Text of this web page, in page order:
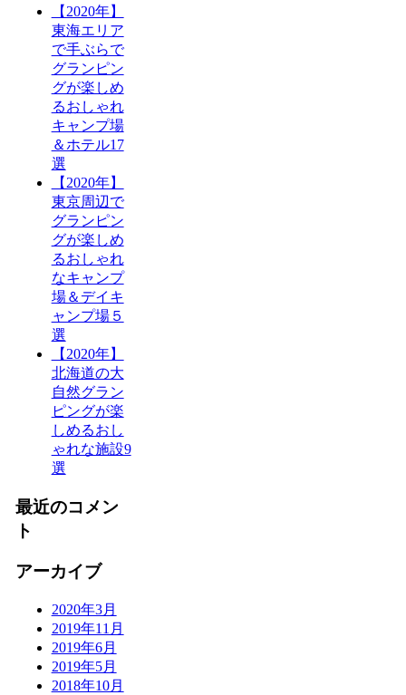
【2020年】
東海エリア
で手ぶらで
グランピン
グが楽しめ
るおしゃれ
キャンプ場
＆ホテル17
選
【2020年】
東京周辺で
グランピン
グが楽しめ
るおしゃれ
なキャンプ
場＆デイキ
ャンプ場５
選
【2020年】
北海道の大
自然グラン
ピングが楽
しめるおし
ゃれな施設9
選
最近のコメン
ト
アーカイブ
2020年3月
2019年11月
2019年6月
2019年5月
2018年10月